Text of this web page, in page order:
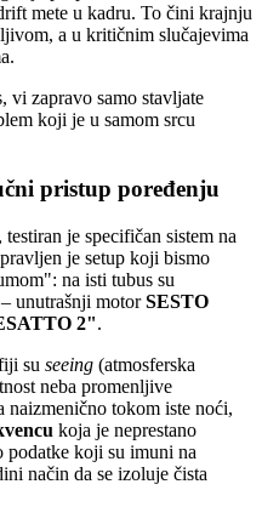
mete u kadru. To čini krajnju
a u kritičnim slučajevima
vi zapravo samo stavljate
koji je u samom srcu
pristup poređenju
je specifičan sistem na
je setup koji bismo
na isti tubus su
unutrašnji motorSESTO
2".
su seeing (atmosferska
neba promenljive
naizmenično tokom iste noći,
koja je neprestano
podatke koji su imuni na
način da se izoluje čista